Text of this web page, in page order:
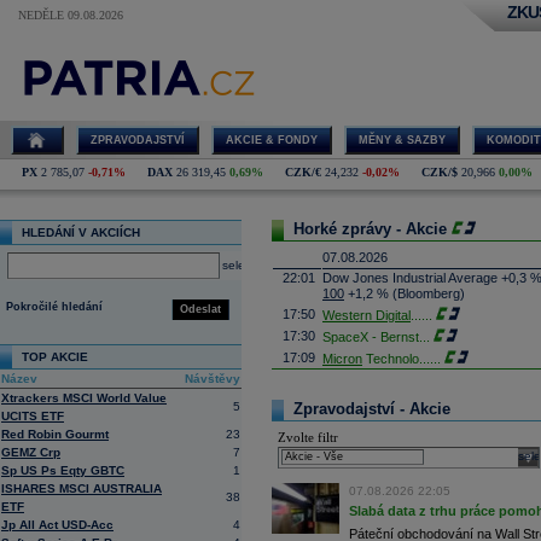
NEDĚLE 09.08.2026
ZPRAVODAJSTVÍ AKCIE & FONDY MĚNY & SAZBY
PX 2 785,07 -0,71% DAX 26 319,45 0,69% CZK/€ 24,232 -0,02% CZK/$ 20,966 0,00%
HLEDÁNÍ V AKCIÍCH
select
Odeslat
Pokročilé hledání
TOP AKCIE
Název
Návštěvy
Xtrackers MSCI World Value
UCITS ETF
5
Red Robin Gourmt
23
GEMZ Crp
7
Sp US Ps Eqty GBTC
1
ISHARES MSCI AUSTRALIA
ETF
38
Jp All Act USD-Acc
4
Horké zprávy - Akcie
07.08.2026
22:01
Dow Jones Industrial Average +0,3
100 +1,2 % (Bloomberg)
17:50 Western Digital
17:30 SpaceX - Bernst
17:09 Micron Technolo
16:26
Objem obchodů s akciemi na
obchodů za poslední rok je 0,665
16:23 Zvýšení výroby balistických střel
nějakou dobu potrvá. Agentuře
Armin Papperger. Společná výroba
doplnit arzenál Spojeným státům,
(ČTK)
16:07 Conocophillips
Zpravodajství - Akcie
Zvolte filtr
07.08.2026 22:05
Slabá data z trhu práce
Páteční obchodování na Wall